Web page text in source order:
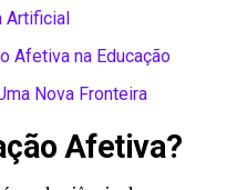
Artificial
Afetiva na Educação
Nova Fronteira
Afetiva?